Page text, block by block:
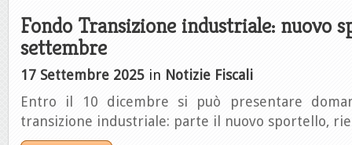
Fondo Transizione industriale: nuovo
settembre
17 Settembre 2025 in Notizie Fiscali
Entro il 10 dicembre si può presentare
transizione industriale: parte il nuovo sportello,